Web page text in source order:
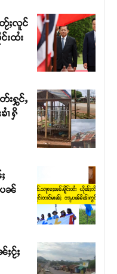
ႈၵူႈလႅၼ်ပေႃးတေၸွ
ႈဢေႃႈ။
ႈလူင်
းထႆး
းႁွင်ႇ
ၢႆ ႁိ
ပၼ်
ႈငႂ်ႈ